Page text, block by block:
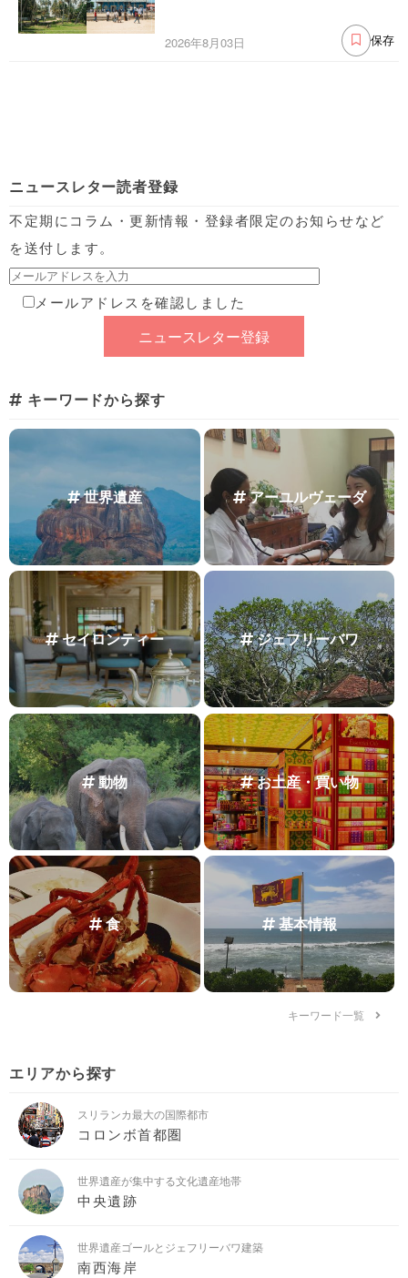
2026年8月03日 保存
ニュースレター読者登録
不定期にコラム・更新情報・登録者限定のお知らせなど
を送付します。
メールアドレスを確認しました
キーワードから探す
世界遺産 アーユルヴェーダ
セイロンティー ジェフリーバワ
動物 お土産・買い物
食 基本情報
キーワード一覧
エリアから探す
スリランカ最大の国際都市
コロンボ首都圏
世界遺産が集中する文化遺産地帯
中央遺跡
世界遺産ゴールとジェフリーバワ建築
南西海岸